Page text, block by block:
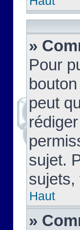
»
Pour
peut
sujet.
sujets,
Haut
»